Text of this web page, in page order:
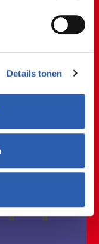
Details tonen
Auto